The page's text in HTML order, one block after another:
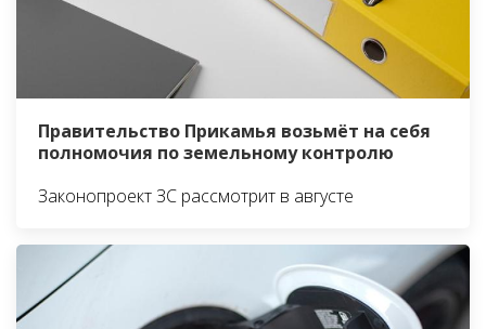
Правительство Прикамья возьмёт на себя
полномочия по земельному контролю
Законопроект ЗС рассмотрит в августе